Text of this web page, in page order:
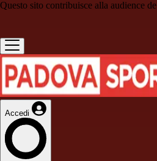
Questo sito contribuisce alla audience de
Accedi